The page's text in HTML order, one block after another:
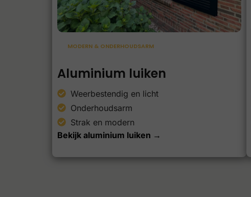
MODERN & ONDERHOUDSARM
Aluminium luiken
Weerbestendig en licht
Onderhoudsarm
Strak en modern
Bekijk aluminium luiken →